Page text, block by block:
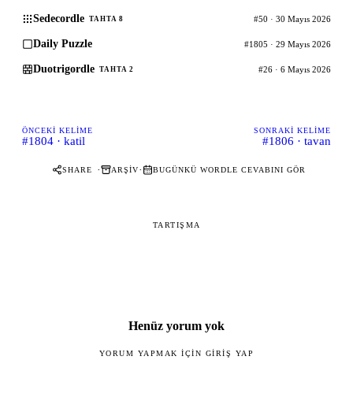
Sedecordle TAHTA 8 #50 · 30 Mayıs 2026
Daily Puzzle #1805 · 29 Mayıs 2026
Duotrigordle TAHTA 2 #26 · 6 Mayıs 2026
ÖNCEKI KELIME
#1804 · katil
SONRAKI KELIME
#1806 · tavan
SHARE · ARŞIV· BUGÜNKÜ WORDLE CEVABINI GÖR
TARTIŞMA
Henüz yorum yok
YORUM YAPMAK IÇIN GIRIŞ YAP